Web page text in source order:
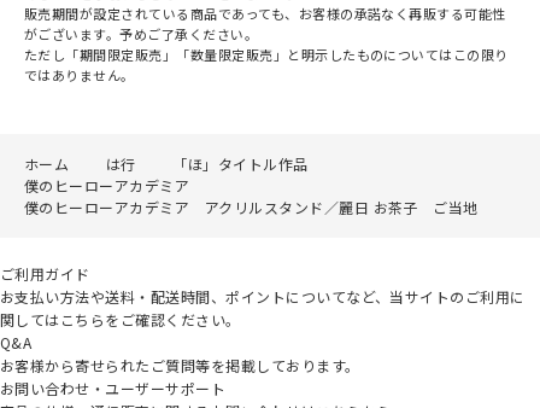
販売期間が設定されている商品であっても、お客様の承諾なく再販する可能性
がございます。予めご了承ください。
ただし「期間限定販売」「数量限定販売」と明示したものについてはこの限り
ではありません。
ホーム は行
「ほ」タイトル作品
僕のヒーローアカデミア
僕のヒーローアカデミア アクリルスタンド／麗日 お茶子 ご当地
ご利用ガイド
お支払い方法や送料・配送時間、ポイントについてなど、当サイトのご利用に
関してはこちらをご確認ください。
Q&A
お客様から寄せられたご質問等を掲載しております。
お問い合わせ・ユーザーサポート